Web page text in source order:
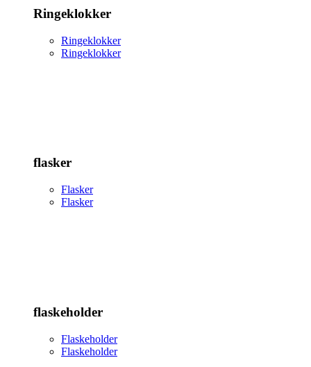
Ringeklokker
Ringeklokker
Ringeklokker
flasker
Flasker
Flasker
flaskeholder
Flaskeholder
Flaskeholder